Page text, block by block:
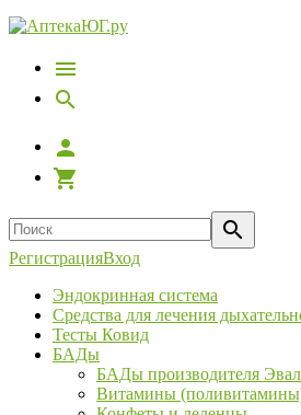
РегистрацияВход
Эндокринная система
Средства для лечения
Тесты Ковид
БАДы
БАДы производителя
Витамины